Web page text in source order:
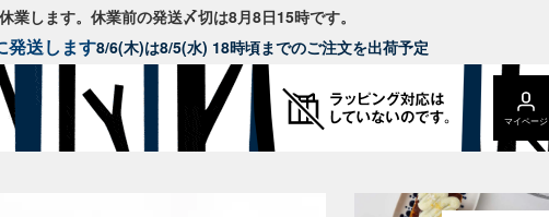
業します。休業前の発送〆切は8月8日15時です。
発送します8/6(木)は8/5(水) 18時頃までのご注文を出荷予定
マイページ